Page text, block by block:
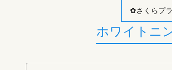
✿さくらプ
ホワイトニ